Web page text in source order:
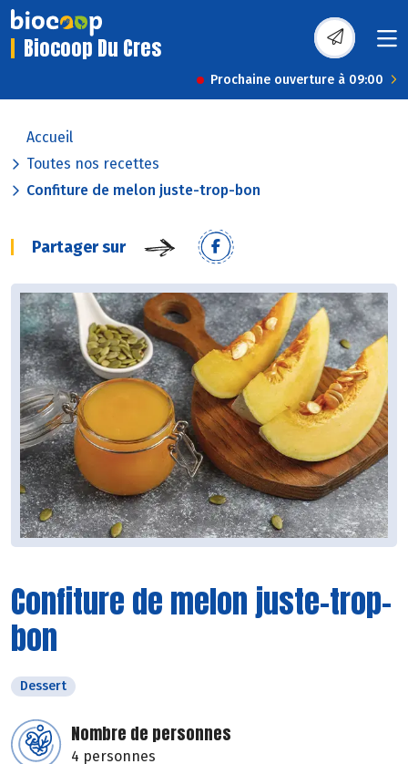
Biocoop Du Cres
Prochaine ouverture à 09:00
Accueil
Toutes nos recettes
Confiture de melon juste-trop-bon
Partager sur
Confiture de melon juste-trop-
bon
Dessert
Nombre de personnes
4 personnes